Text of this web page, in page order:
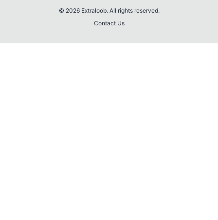
© 2026 Extraloob. All rights reserved.
Contact Us